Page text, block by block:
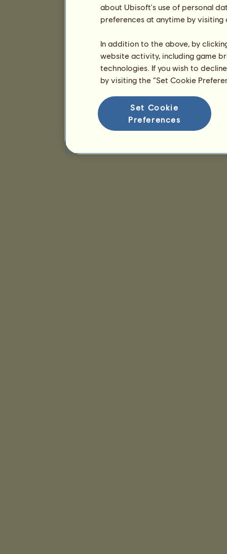
about Ubisoft's use of personal
preferences at anytime by
In addition to the above, by
website activity, including game
technologies. If you wish to
by visiting the “Set Cookie
Set Cookie
Preferences